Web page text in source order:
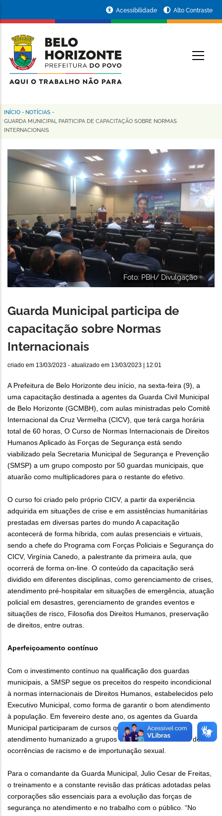
conteúdo
principal
da
Prefeitura
de
Horizonte
Acessibilidade Alto Contraste
Trilha
de
navegação
INÍCIO - NOTÍCIAS -
GUARDA MUNICIPAL PARTICIPA DE CAPACITAÇÃO SOBRE NORMAS
INTERNACIONAIS
Foto: PBH/ Divulgação
Guarda Municipal participa de
capacitação sobre Normas
Internacionais
criado em 13/03/2023 - atualizado em 13/03/2023 | 12:01
A Prefeitura de Belo Horizonte deu início, na sexta-feira (9), a
uma capacitação destinada a agentes da Guarda Civil Municipal
de Belo Horizonte (GCMBH), com aulas ministradas pelo Comitê
Internacional da Cruz Vermelha (CICV), que terá carga horária
total de 60 horas, O Curso de Normas Internacionais de Direitos
Humanos Aplicado às Forças de Segurança está sendo
viabilizado pela Secretaria Municipal de Segurança e Prevenção
(SMSP) a um grupo composto por 50 guardas municipais, que
atuarão como multiplicadores para o restante do efetivo.
O curso foi criado pelo próprio CICV, a partir da experiência
adquirida em situações de crise e em assistências humanitárias
prestadas em diversas partes do mundo A capacitação
acontecerá de forma híbrida, com aulas presenciais e virtuais,
sendo a chefe do Programa com Forças Policiais e Segurança do
CICV, Virgínia Canedo, a palestrante da primeira aula, que
ocorrerá de forma on-line. O conteúdo da capacitação será
dividido em diferentes disciplinas, como gerenciamento de crises,
atendimento pré-hospitalar em situações de emergência, atuação
policial em desastres, gerenciamento de grandes eventos e
situações de risco, Filosofia dos Direitos Humanos, preservação
de direitos, entre outras.
Aperfeiçoamento contínuo
Com o investimento contínuo na qualificação dos guardas
municipais, a SMSP segue os preceitos do respeito incondicional
à normas internacionais de Direitos Humanos, estabelecidos pelo
Executivo Municipal, como forma de garantir o bom atendimento
à população. Em fevereiro deste ano, os agentes da Guarda
Municipal participaram de cursos que visam garantir um
atendimento humanizado a grupos vulneráveis e a vítimas de
ocorrências de racismo e de importunação sexual.
Para o comandante da Guarda Municipal, Julio Cesar de Freitas,
o treinamento e a constante revisão das práticas adotadas pelas
corporações são essenciais para a evolução das forças de
segurança no atendimento e no trabalho com o público. “No